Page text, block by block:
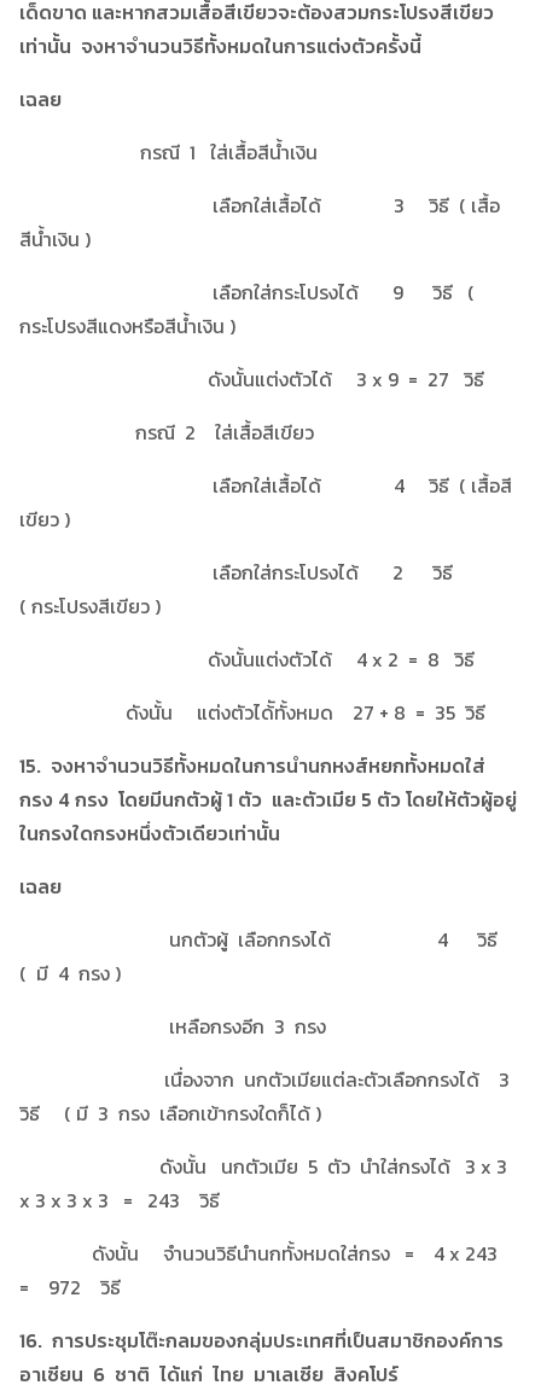
เด็ดขาด และหากสวมเสื้อสีเขียวจะต้องสวมกระโปรงสีเขียว
เท่านั้น จงหาจำนวนวิธีทั้งหมดในการแต่งตัวครั้งนี้
เฉลย
กรณี 1 ใส่เสื้อสีน้ำเงิน
เลือกใส่เสื้อได้ 3 วิธี ( เสื้อ
สีน้ำเงิน )
เลือกใส่กระโปรงได้ 9 วิธี (
กระโปรงสีแดงหรือสีน้ำเงิน )
ดังนั้นแต่งตัวได้ 3 x 9 = 27 วิธี
กรณี 2 ใส่เสื้อสีเขียว
เลือกใส่เสื้อได้ 4 วิธี ( เสื้อสี
เขียว )
เลือกใส่กระโปรงได้ 2 วิธี
( กระโปรงสีเขียว )
ดังนั้นแต่งตัวได้ 4 x 2 = 8 วิธี
ดังนั้น แต่งตัวได้ัทั้งหมด 27 + 8 = 35 วิธี
15. จงหาจำนวนวิธีทั้งหมดในการนำนกหงส์หยกทั้งหมดใส่
กรง 4 กรง โดยมีนกตัวผู้ 1 ตัว และตัวเมีย 5 ตัว โดยให้ตัวผู้อยู่
ในกรงใดกรงหนึ่งตัวเดียวเท่านั้น
เฉลย
นกตัวผู้ เลือกกรงได้ 4 วิธี
( มี 4 กรง )
เหลือกรงอีก 3 กรง
เนื่องจาก นกตัวเมียแต่ละตัวเลือกกรงได้ 3
วิธี ( มี 3 กรง เลือกเข้ากรงใดก็ได้ )
ดังนั้น นกตัวเมีย 5 ตัว นำใส่กรงได้ 3 x 3
x 3 x 3 x 3 = 243 วิธี
ดังนั้น จำนวนวิธีนำนกทั้งหมดใส่กรง = 4 x 243
= 972 วิธี
16. การประชุมโต๊ะกลมของกลุ่มประเทศที่เป็นสมาชิกองค์การ
อาเซียน 6 ชาติ ได้แก่ ไทย มาเลเซีย สิงคโปร์